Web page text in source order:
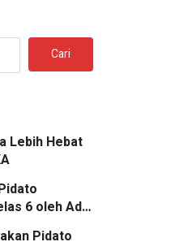
Cari
Lebih Hebat
6 oleh Adik
Pidato